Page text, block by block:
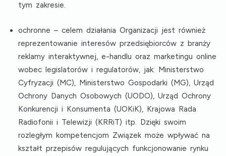
tym zakresie.
ochronne – celem działania Organizacji jest również
reprezentowanie interesów przedsiębiorców z branży
reklamy interaktywnej, e-handlu oraz marketingu online
wobec legislatorów i regulatorów, jak: Ministerstwo
Cyfryzacji (MC), Ministerstwo Gospodarki (MG), Urząd
Ochrony Danych Osobowych (UODO), Urząd Ochrony
Konkurencji i Konsumenta (UOKiK), Krajowa Rada
Radiofonii i Telewizji (KRRiT) itp. Dzięki swoim
rozległym kompetencjom Związek może wpływać na
kształt przepisów regulujących funkcjonowanie rynku